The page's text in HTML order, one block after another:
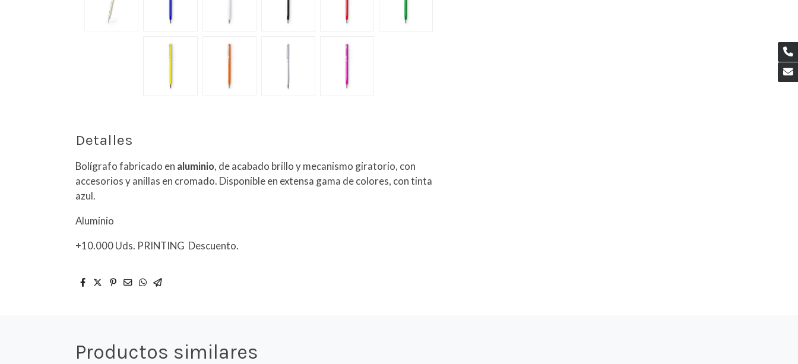
Detalles
Bolígrafo fabricado en aluminio, de acabado brillo y mecanismo giratorio, con
accesorios y anillas en cromado. Disponible en extensa gama de colores, con tinta
azul.
Aluminio
+10.000 Uds. PRINTING Descuento.
Productos similares